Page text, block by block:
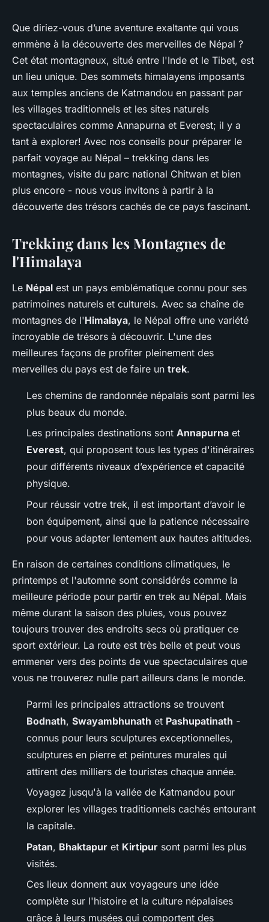
Les charmes cachés de Népal :
Trekking dans les montagnes
de l'Himalaya et visite du parc
national Chitwan
Que diriez-vous d’une aventure exaltante qui vous
emmène à la découverte des merveilles de Népal ?
Cet état montagneux, situé entre l'Inde et le Tibet, est
un lieu unique. Des sommets himalayens imposants
aux temples anciens de Katmandou en passant par
les villages traditionnels et les sites naturels
spectaculaires comme Annapurna et Everest; il y a
tant à explorer! Avec nos conseils pour préparer le
parfait voyage au Népal – trekking dans les
montagnes, visite du parc national Chitwan et bien
plus encore - nous vous invitons à partir à la
découverte des trésors cachés de ce pays fascinant.
Trekking dans les Montagnes de
l'Himalaya
Le Népal est un pays emblématique connu pour ses
patrimoines naturels et culturels. Avec sa chaîne de
montagnes de l'Himalaya, le Népal offre une variété
incroyable de trésors à découvrir. L'une des
meilleures façons de profiter pleinement des
merveilles du pays est de faire un trek.
Les chemins de randonnée népalais sont parmi les
plus beaux du monde.
Les principales destinations sont Annapurna et
Everest, qui proposent tous les types d'itinéraires
pour différents niveaux d’expérience et capacité
physique.
Pour réussir votre trek, il est important d’avoir le
bon équipement, ainsi que la patience nécessaire
pour vous adapter lentement aux hautes altitudes.
En raison de certaines conditions climatiques, le
printemps et l'automne sont considérés comme la
meilleure période pour partir en trek au Népal. Mais
même durant la saison des pluies, vous pouvez
toujours trouver des endroits secs où pratiquer ce
sport extérieur. La route est très belle et peut vous
emmener vers des points de vue spectaculaires que
vous ne trouverez nulle part ailleurs dans le monde.
Parmi les principales attractions se trouvent
Bodnath, Swayambhunath et Pashupatinath -
connus pour leurs sculptures exceptionnelles,
sculptures en pierre et peintures murales qui
attirent des milliers de touristes chaque année.
Voyagez jusqu'à la vallée de Katmandou pour
explorer les villages traditionnels cachés entourant
la capitale.
Patan, Bhaktapur et Kirtipur sont parmi les plus
visités.
Ces lieux donnent aux voyageurs une idée
complète sur l'histoire et la culture népalaises
grâce à leurs musées qui comportent des